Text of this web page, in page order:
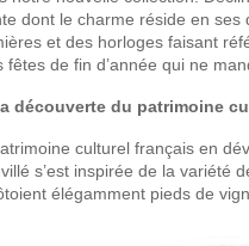
dont le charme réside en
et des horloges faisant
de fin d’année qui ne
découverte du patrimoine
culturel français en
s’est inspirée de la variété
élégamment pieds de